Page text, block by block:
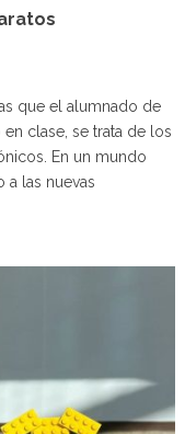
que el alumnado de
clase, se trata de los
En un mundo
a las nuevas